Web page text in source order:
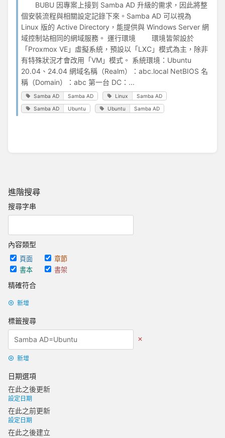
進階搜尋
搜尋字串
內容類型
頁面
章節
書本
書架
精確符合
新增
標籤搜尋
新增
日期選項
在此之後更新
設定日期
在此之前更新
設定日期
在此之後建立
BUBU 因專案上接到 Samba AD 升級的需求，因此將整
個安裝流程與相關設定記錄下來。Samba AD 可以視為
Linux 版的 Active Directory，能提供與 Windows Server 網
域控制站相同的網域服務。 運行環境 環境皆架設於
「Proxmox VE」虛擬系統，預設以「LXC」模式為主，除非
有特殊狀況才會改用「VM」模式。 系統環境：Ubuntu
20.04、24.04 網域名稱（Realm）：abc.local NetBIOS 名
稱（Domain）：abc 第一台 DC：...
Samba AD Samba AD Linux Samba AD
Samba AD Ubuntu Ubuntu Samba AD